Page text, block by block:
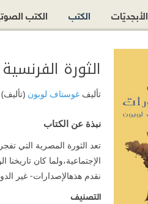
الثورة
تأليفغوستاف لوبون(تأليف)
نبذة عن الكتاب
الإجتماعية،ولما كان
نقدم هذهالإصدارات- غير
التصنيف
الأبجديّات الكتب الكتب